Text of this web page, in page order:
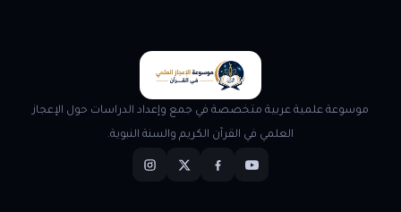
موسوعة علمية عربية متخصصة في جمع وإعداد الدراسات حول الإعجاز
العلمي في القرآن الكريم والسنة النبوية.